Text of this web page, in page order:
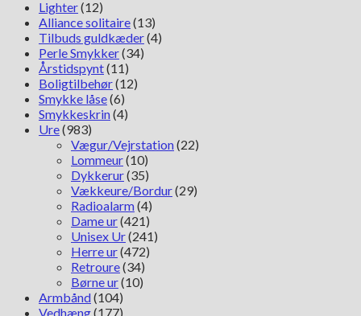
Lighter(12)
Alliance solitaire(13)
Tilbuds guldkæder(4)
Perle Smykker(34)
Årstidspynt(11)
Boligtilbehør(12)
Smykke låse(6)
Smykkeskrin(4)
Ure(983)
Vægur/Vejrstation(22)
Lommeur(10)
Dykkerur(35)
Vækkeure/Bordur(29)
Radioalarm(4)
Dame ur(421)
Unisex Ur(241)
Herre ur(472)
Retroure(34)
Børne ur(10)
Armbånd(104)
Vedhæng(177)